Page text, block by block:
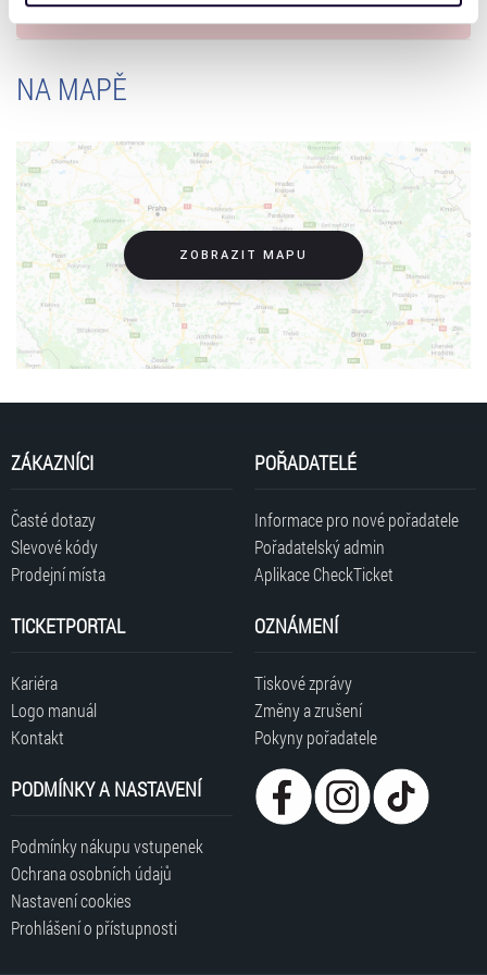
získali v důsledku toho, že používáte jejich služby. Jaké
volbu můžete kdykoliv změnit v zápatí stránky v záložce
NA MAPĚ
ZOBRAZIT MAPU
ZÁKAZNÍCI
Časté dotazy
Slevové kódy
Prodejní místa
POŘADATELÉ
Informace pro nové pořadatele
Pořadatelský admin
Aplikace CheckTicket
TICKETPORTAL
Kariéra
Logo manuál
Kontakt
OZNÁMENÍ
Tiskové zprávy
Změny a zrušení
Pokyny pořadatele
PODMÍNKY A NASTAVENÍ
Podmínky nákupu vstupenek
Ochrana osobních údajů
Nastavení cookies
Prohlášení o přístupnosti